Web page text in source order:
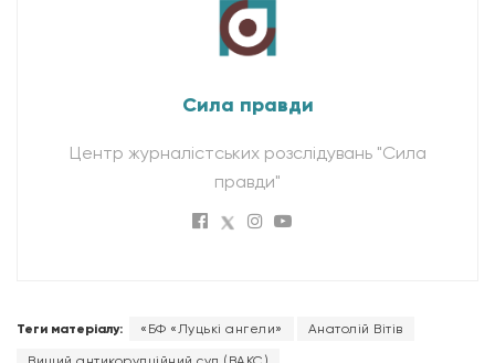
Сила правди
Центр журналістських розслідувань "Сила
правди"
Теги матеріалу: «БФ «Луцькі ангели» Анатолій Вітів